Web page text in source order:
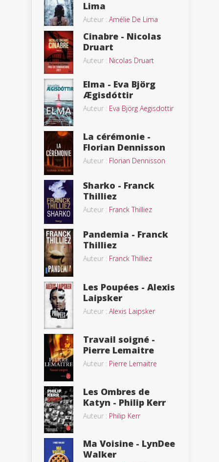
Lima
Auteur : Amélie De Lima
Cinabre - Nicolas
Druart
Auteur : Nicolas Druart
Elma - Eva Björg
Ægisdóttir
Auteur : Eva Björg Aegisdottir
La cérémonie -
Florian Dennisson
Auteur : Florian Dennisson
Sharko - Franck
Thilliez
Auteur : Franck Thilliez
Pandemia - Franck
Thilliez
Auteur : Franck Thilliez
Les Poupées - Alexis
Laipsker
Auteur : Alexis Laipsker
Travail soigné -
Pierre Lemaitre
Auteur : Pierre Lemaitre
Les Ombres de
Katyn - Philip Kerr
Auteur : Philip Kerr
Ma Voisine - LynDee
Walker